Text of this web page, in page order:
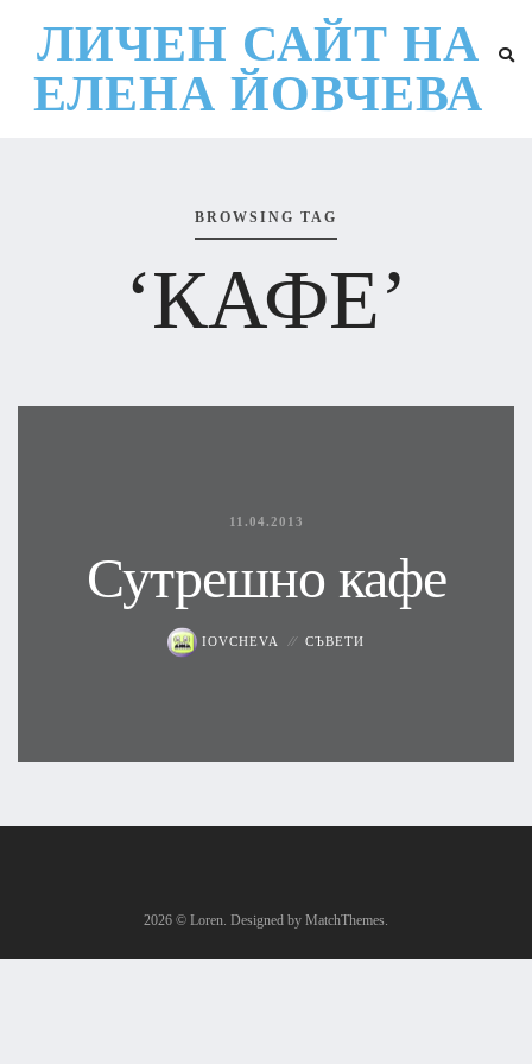
ЛИЧЕН САЙТ НА
ЕЛЕНА ЙОВЧЕВА
BROWSING TAG
‘КАФЕ’
11.04.2013
Сутрешно кафе
IOVCHEVA СЪВЕТИ
2026 © Loren. Designed by MatchThemes.